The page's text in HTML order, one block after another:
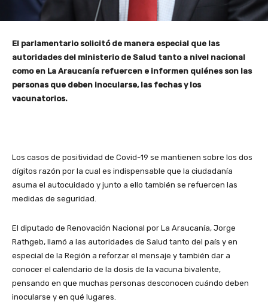
El parlamentario solicitó de manera especial que las
autoridades del ministerio de Salud tanto a nivel nacional
como en La Araucanía refuercen e informen quiénes son las
personas que deben inocularse, las fechas y los
vacunatorios.
Los casos de positividad de Covid-19 se mantienen sobre los dos
dígitos razón por la cual es indispensable que la ciudadanía
asuma el autocuidado y junto a ello también se refuercen las
medidas de seguridad.
El diputado de Renovación Nacional por La Araucanía, Jorge
Rathgeb, llamó a las autoridades de Salud tanto del país y en
especial de la Región a reforzar el mensaje y también dar a
conocer el calendario de la dosis de la vacuna bivalente,
pensando en que muchas personas desconocen cuándo deben
inocularse y en qué lugares.